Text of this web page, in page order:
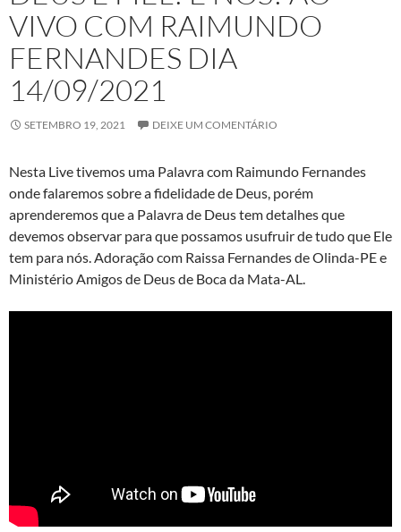
VIVO COM RAIMUNDO
FERNANDES DIA
14/09/2021
SETEMBRO 19, 2021 DEIXE UM COMENTÁRIO
Nesta Live tivemos uma Palavra com Raimundo Fernandes
onde falaremos sobre a fidelidade de Deus, porém
aprenderemos que a Palavra de Deus tem detalhes que
devemos observar para que possamos usufruir de tudo que Ele
tem para nós. Adoração com Raissa Fernandes de Olinda-PE e
Ministério Amigos de Deus de Boca da Mata-AL.